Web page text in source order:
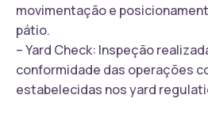
movimentação e
pátio.
– Yard Check: Inspeção
conformidade das operações
estabelecidas nos yard